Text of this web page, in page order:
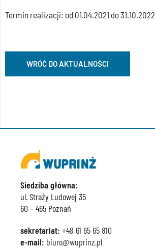
Termin realizacji: od 01.04.2021 do 31.10.2022
WRÓĆ DO AKTUALNOŚCI
Siedziba główna:
ul. Straży Ludowej 35
60 – 465 Poznań
sekretariat: +48 61 65 65 810
e-mail: biuro@wuprinz.pl